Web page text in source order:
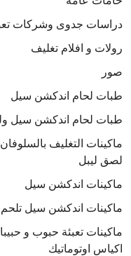
دراسات جدوى وشركات
رولات و افلام تغليف
صور
طبات لحام اندكشن سيل
طبات لحام اندكشن سيل
لصق ليبل
ماكينات اندكشن سيل
ماكينات اندكشن سيل تلحم
ماكينات تعبئة حبوب و
اكياس اوتوماتيك